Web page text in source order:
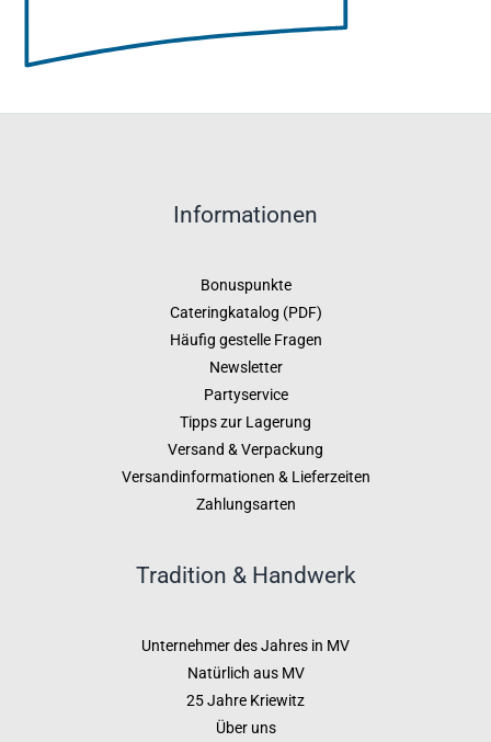
Informationen
Bonuspunkte
Cateringkatalog (PDF)
Häufig gestelle Fragen
Newsletter
Partyservice
Tipps zur Lagerung
Versand & Verpackung
Versandinformationen & Lieferzeiten
Zahlungsarten
Tradition & Handwerk
Unternehmer des Jahres in MV
Natürlich aus MV
25 Jahre Kriewitz
Über uns